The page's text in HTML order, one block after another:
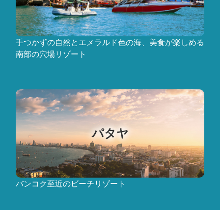
手つかずの自然とエメラルド色の海、美食が楽しめる
南部の穴場リゾート
パタヤ
バンコク至近のビーチリゾート